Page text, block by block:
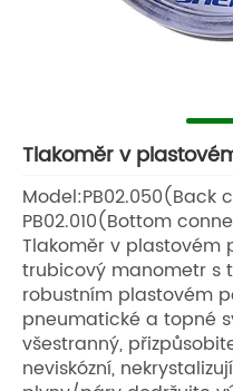
Tlakoměr v
Model:PB02.050(Back
PB02.010(Bottom
Tlakoměr v plastovém
trubicový manometr s
robustním plastovém
pneumatické a topné
všestranný,
neviskózní,